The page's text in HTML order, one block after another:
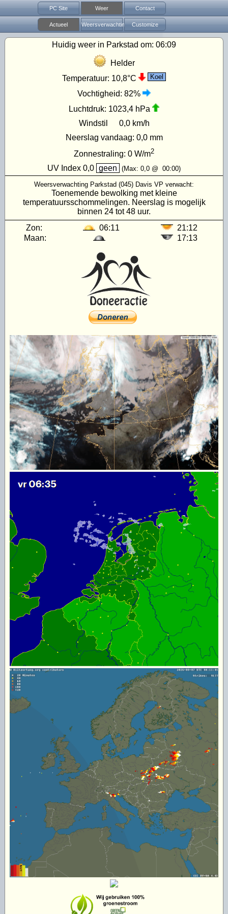
PC Site Weer Contact
Actueel Weersverwachting Customize
Huidig weer in Parkstad om: 06:09
Helder
Temperatuur: 10,8°C Koel
Vochtigheid: 82%
Luchtdruk: 1023,4 hPa
Windstil
0,0 km/h
Neerslag vandaag: 0,0 mm
Zonnestraling: 0 W/m2
UV Index 0,0 geen (Max: 0,0 @ 00:00)
Weersverwachting Parkstad (045) Davis VP verwacht:
Toenemende bewolking met kleine
temperatuursschommelingen. Neerslag is mogelijk
binnen 24 tot 48 uur.
Zon:
06:11
21:12
Maan:
17:13